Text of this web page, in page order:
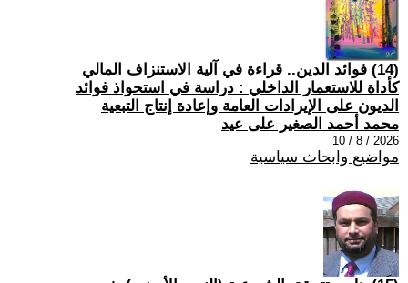
(14) فوائد الدين.. قراءة في آلية الاستنزاف المالي
كأداة للاستعمار الداخلي : دراسة في استحواذ فوائد
الديون على الإيرادات العامة وإعادة إنتاج التبعية
محمد أحمد الصغير على عيد
2026 / 8 / 10
مواضيع وابحاث سياسية